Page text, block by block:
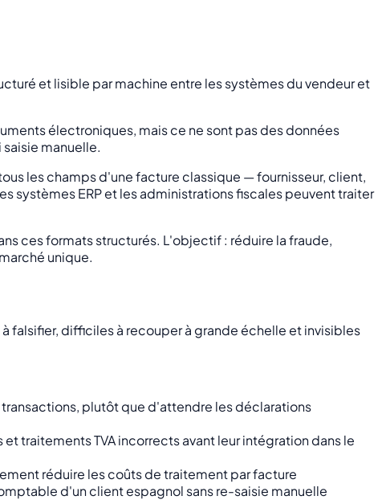
et lisible par machine entre les systèmes du vendeur et
électroniques, mais ce ne sont pas des données
manuelle.
les champs d'une facture classique — fournisseur, client,
systèmes ERP et les administrations fiscales peuvent traiter
ces formats structurés. L'objectif : réduire la fraude,
unique.
falsifier, difficiles à recouper à grande échelle et invisibles
plutôt que d'attendre les déclarations
traitements TVA incorrects avant leur intégration dans le
réduire les coûts de traitement par facture
d'un client espagnol sans re-saisie manuelle